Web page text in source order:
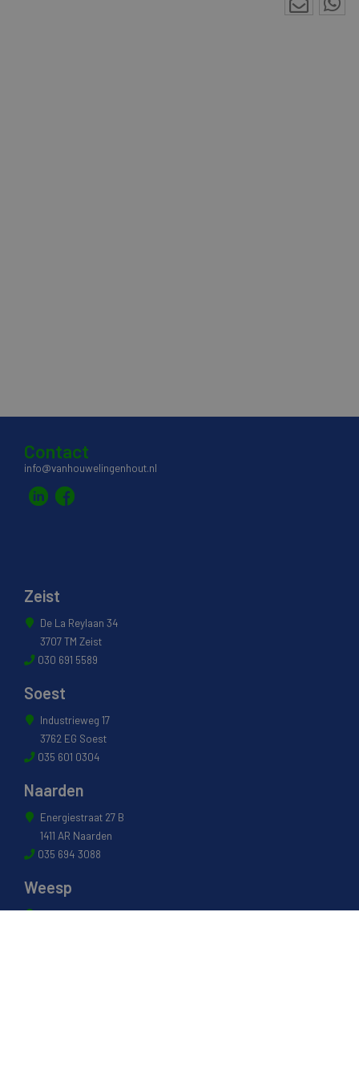
Contact
info@vanhouwelingenhout.nl
Zeist
De La Reylaan 34
3707 TM Zeist
030 691 5589
Soest
Industrieweg 17
3762 EG Soest
035 601 0304
Naarden
Energiestraat 27 B
1411 AR Naarden
035 694 3088
Weesp
Pampuslaan 217